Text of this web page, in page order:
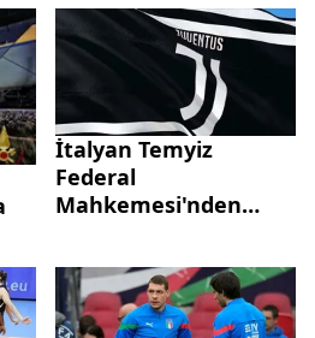
İtalyan Temyiz
Federal
Mahkemesi'nden
10 puanı gidecek